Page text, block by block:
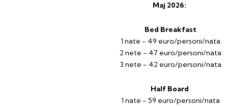
Maj 2026:
Bed Breakfast
1 nate - 49 euro/personi/nata
2 nete - 47 euro/personi/nata
3 nete - 42 euro/personi/nata
Half Board
1 nate - 59 euro/personi/nata